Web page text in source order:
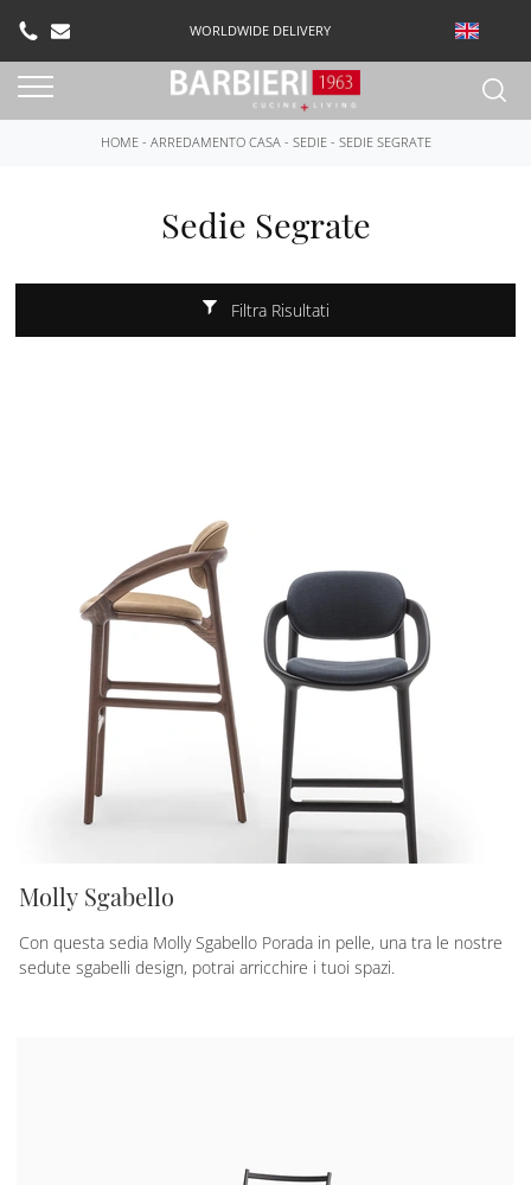
WORLDWIDE DELIVERY
HOME- ARREDAMENTO CASA- SEDIE- SEDIE SEGRATE
Sedie Segrate
Filtra Risultati
Molly Sgabello
Con questa sedia Molly Sgabello Porada in pelle, una tra le nostre
sedute sgabelli design, potrai arricchire i tuoi spazi.